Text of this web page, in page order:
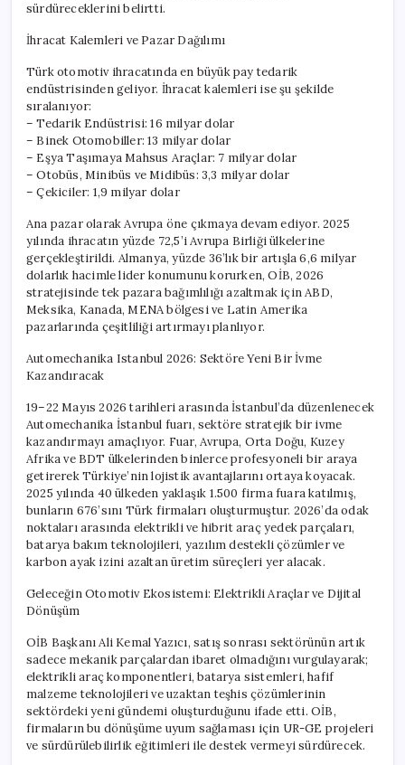
sürdüreceklerini belirtti.
İhracat Kalemleri ve Pazar Dağılımı
Türk otomotiv ihracatında en büyük pay tedarik
endüstrisinden geliyor. İhracat kalemleri ise şu şekilde
sıralanıyor:
– Tedarik Endüstrisi: 16 milyar dolar
– Binek Otomobiller: 13 milyar dolar
– Eşya Taşımaya Mahsus Araçlar: 7 milyar dolar
– Otobüs, Minibüs ve Midibüs: 3,3 milyar dolar
– Çekiciler: 1,9 milyar dolar
Ana pazar olarak Avrupa öne çıkmaya devam ediyor. 2025
yılında ihracatın yüzde 72,5’i Avrupa Birliği ülkelerine
gerçekleştirildi. Almanya, yüzde 36’lık bir artışla 6,6 milyar
dolarlık hacimle lider konumunu korurken, OİB, 2026
stratejisinde tek pazara bağımlılığı azaltmak için ABD,
Meksika, Kanada, MENA bölgesi ve Latin Amerika
pazarlarında çeşitliliği artırmayı planlıyor.
Automechanika Istanbul 2026: Sektöre Yeni Bir İvme
Kazandıracak
19–22 Mayıs 2026 tarihleri arasında İstanbul’da düzenlenecek
Automechanika İstanbul fuarı, sektöre stratejik bir ivme
kazandırmayı amaçlıyor. Fuar, Avrupa, Orta Doğu, Kuzey
Afrika ve BDT ülkelerinden binlerce profesyoneli bir araya
getirerek Türkiye’nin lojistik avantajlarını ortaya koyacak.
2025 yılında 40 ülkeden yaklaşık 1.500 firma fuara katılmış,
bunların 676’sını Türk firmaları oluşturmuştur. 2026’da odak
noktaları arasında elektrikli ve hibrit araç yedek parçaları,
batarya bakım teknolojileri, yazılım destekli çözümler ve
karbon ayak izini azaltan üretim süreçleri yer alacak.
Geleceğin Otomotiv Ekosistemi: Elektrikli Araçlar ve Dijital
Dönüşüm
OİB Başkanı Ali Kemal Yazıcı, satış sonrası sektörünün artık
sadece mekanik parçalardan ibaret olmadığını vurgulayarak;
elektrikli araç komponentleri, batarya sistemleri, hafif
malzeme teknolojileri ve uzaktan teşhis çözümlerinin
sektördeki yeni gündemi oluşturduğunu ifade etti. OİB,
firmaların bu dönüşüme uyum sağlaması için UR-GE projeleri
ve sürdürülebilirlik eğitimleri ile destek vermeyi sürdürecek.